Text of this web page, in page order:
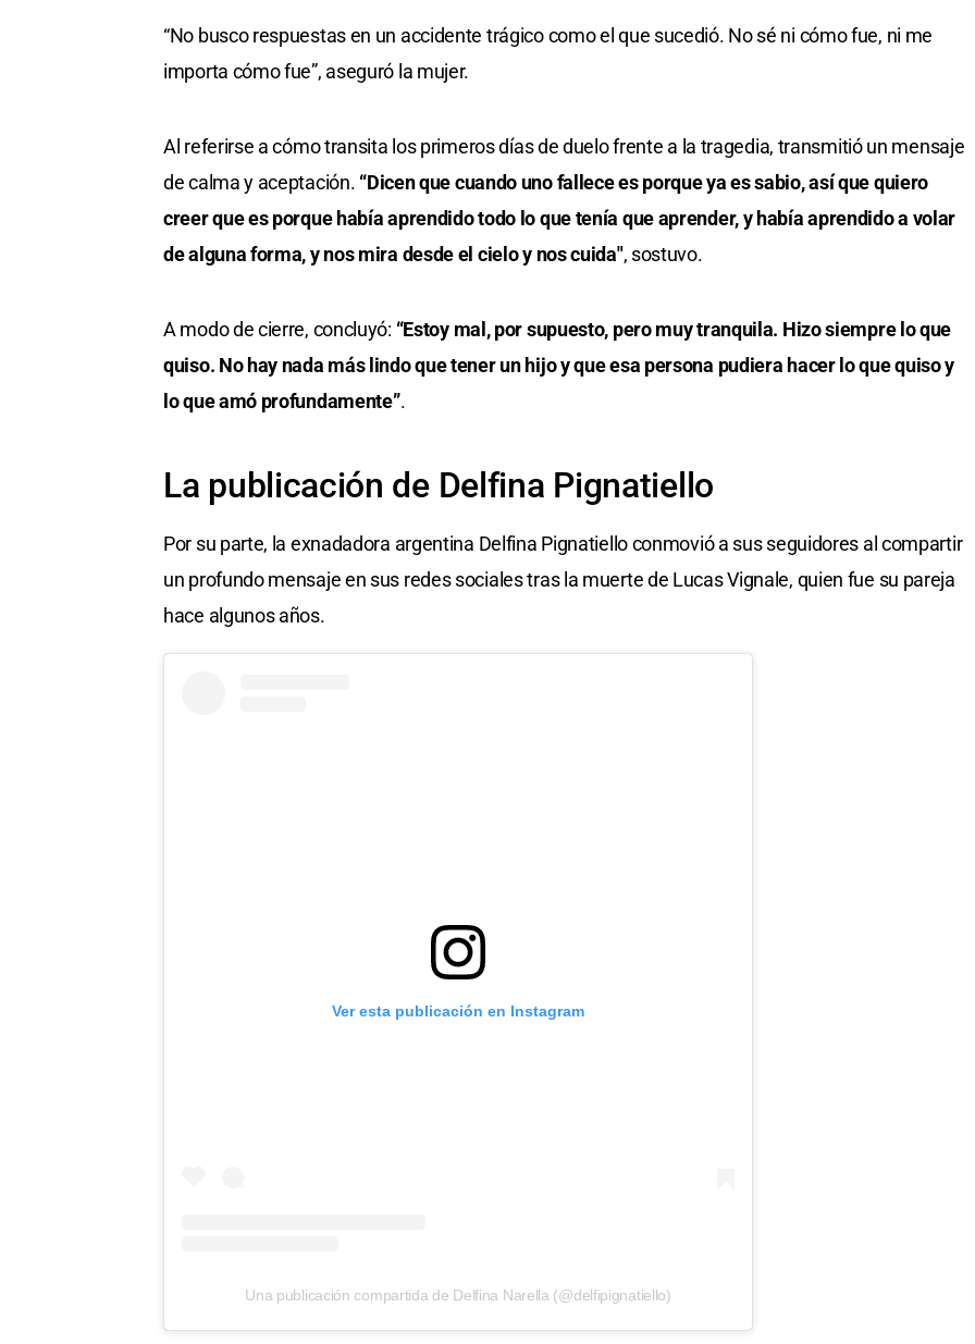
“No busco respuestas en un accidente trágico como el que sucedió. No sé ni cómo fue, ni me
importa cómo fue”, aseguró la mujer.
Al referirse a cómo transita los primeros días de duelo frente a la tragedia, transmitió un mensaje
de calma y aceptación. “Dicen que cuando uno fallece es porque ya es sabio, así que quiero
creer que es porque había aprendido todo lo que tenía que aprender, y había aprendido a volar
de alguna forma, y nos mira desde el cielo y nos cuida", sostuvo.
A modo de cierre, concluyó: “Estoy mal, por supuesto, pero muy tranquila. Hizo siempre lo que
quiso. No hay nada más lindo que tener un hijo y que esa persona pudiera hacer lo que quiso y
lo que amó profundamente”.
La publicación de Delfina Pignatiello
Por su parte, la exnadadora argentina Delfina Pignatiello conmovió a sus seguidores al compartir
un profundo mensaje en sus redes sociales tras la muerte de Lucas Vignale, quien fue su pareja
hace algunos años.
Ver esta publicación en Instagram
Una publicación compartida de Delfina Narella (@delfipignatiello)